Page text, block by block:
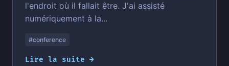
l'endroit où il fallait être. J'ai assisté
numériquement à la...
#conference
Lire la suite →